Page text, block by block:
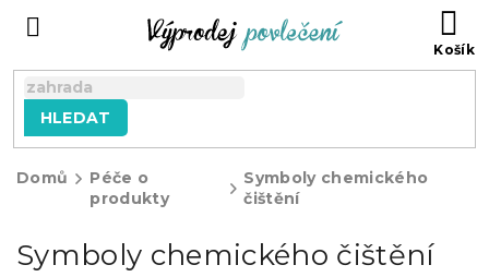
HLEDAT
Domů
Péče o
produkty
Symboly chemického
čištění
Symboly chemického čištění